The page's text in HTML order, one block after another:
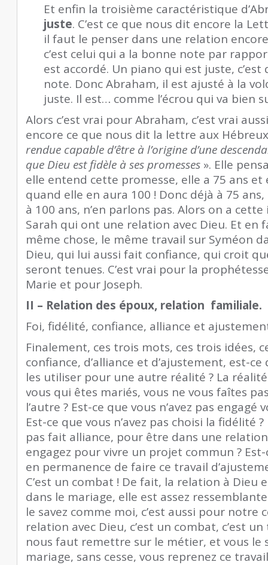
Et enfin la troisième caractéristique
juste. C’est ce que nous dit encore la
il faut le penser dans une relation
c’est celui qui a la bonne note par
est accordé. Un piano qui est juste, c’est
note. Donc Abraham, il est ajusté à la
juste. Il est… comme l’écrou qui va bien
Alors c’est vrai pour Abraham, c’est vrai
encore ce que nous dit la lettre aux
rendue capable d’être à l’origine d’une
que Dieu est fidèle à ses promesses ». Elle
elle entend cette promesse, elle a 75 ans et
quand elle en aura 100 ! Donc déjà à 75
à 100 ans, n’en parlons pas. Alors on a
Sarah qui ont une relation avec Dieu. Et
même chose, le même travail sur Syméon
Dieu, qui lui aussi fait confiance, qui croit
seront tenues. C’est vrai pour la
Marie et pour Joseph.
II – Relation des époux, relation familiale.
Foi, fidélité, confiance, alliance et
Finalement, ces trois mots, ces trois idées,
confiance, d’alliance et d’ajustement, est-
les utiliser pour une autre réalité ? La
vous qui êtes mariés, vous ne vous faîtes
l’autre ? Est-ce que vous n’avez pas engagé
Est-ce que vous n’avez pas choisi la fidélité ?
pas fait alliance, pour être dans une relation
engagez pour vivre un projet commun ? Est-
en permanence de faire ce travail
C’est un combat ! De fait, la relation à Dieu
dans le mariage, elle est assez
le savez comme moi, c’est aussi pour notre
relation avec Dieu, c’est un combat, c’est
nous faut remettre sur le métier, et vous le
mariage, sans cesse, vous reprenez ce